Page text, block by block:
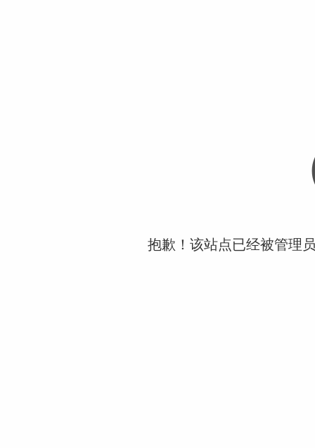
抱歉！该站点已经被管理